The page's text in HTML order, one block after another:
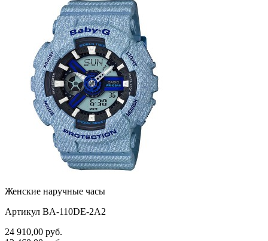
Женские наручные часы
Артикул BA-110DE-2A2
24 910,00 руб.